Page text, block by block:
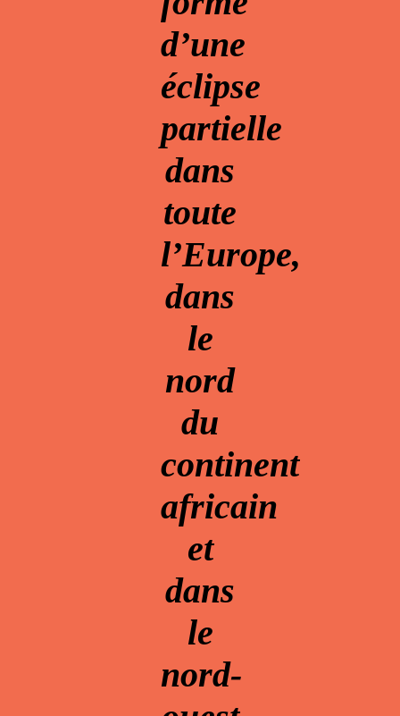
d’une
éclipse
partielle
dans
toute
l’Europe,
dans
le
nord
du
continent
africain
et
dans
le
nord-